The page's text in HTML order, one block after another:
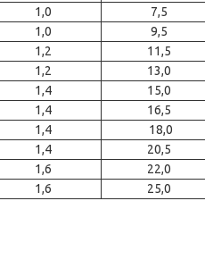
1,0
7,5
1,0
9,5
1,2
11,5
1,2
13,0
1,4
15,0
1,4
16,5
1,4
18,0
1,4
20,5
1,6
22,0
1,6
25,0